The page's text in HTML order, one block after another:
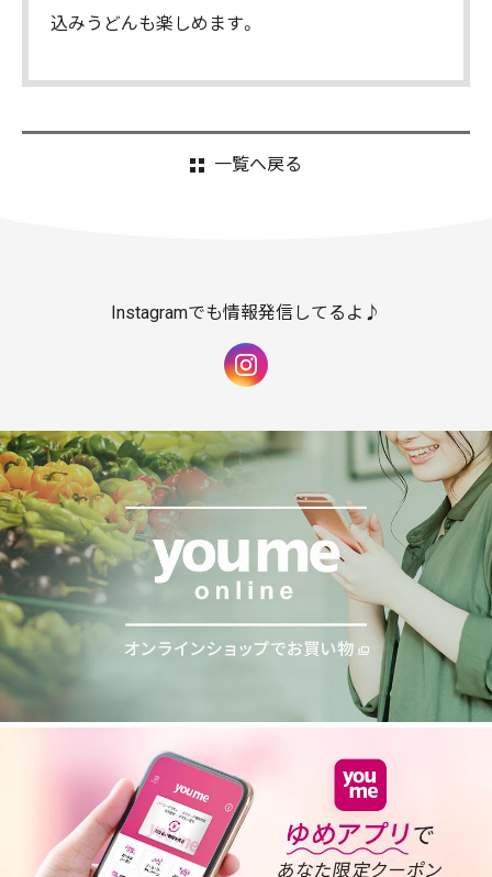
込みうどんも楽しめます。
一覧へ戻る
Instagramでも情報発信してるよ♪